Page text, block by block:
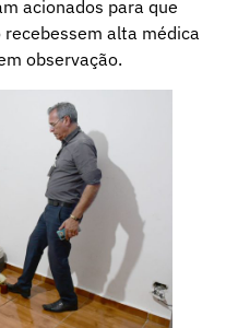
acionados para que
alta médica
observação.